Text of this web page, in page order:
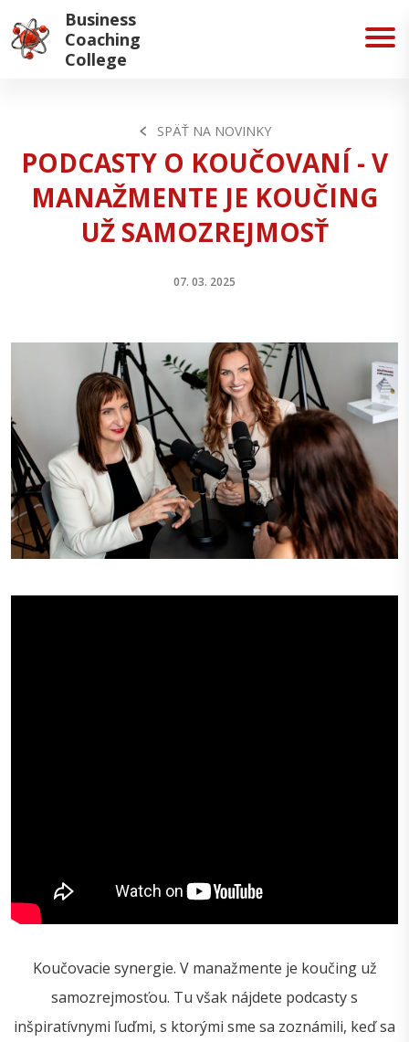
Business
Coaching
College
SPÄŤ NA NOVINKY
PODCASTY O KOUČOVANÍ - V
MANAŽMENTE JE KOUČING
UŽ SAMOZREJMOSŤ
07. 03. 2025
Koučovacie synergie. V manažmente je koučing už
samozrejmosťou. Tu však nájdete podcasty s
inšpiratívnymi ľuďmi, s ktorými sme sa zoznámili, keď sa